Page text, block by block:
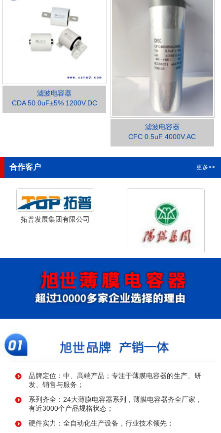
滤波电容器
CDA 50.0uF±5% 1200V.DC
滤波电容器
CFC 0.5uF 4000V.AC
合作客户 更多>>
拓普发展集团有限公司
山西省阳泉市阳泉煤业集团
品牌定位：中、高端产品；专注于薄膜电容器的生产、研
发、销售与服务；
系列齐全：24大薄膜电容器系列，薄膜电容器齐全厂家，
有近3000个产品规格状态；
硬件实力：全自动化生产设备，行业技术领先；